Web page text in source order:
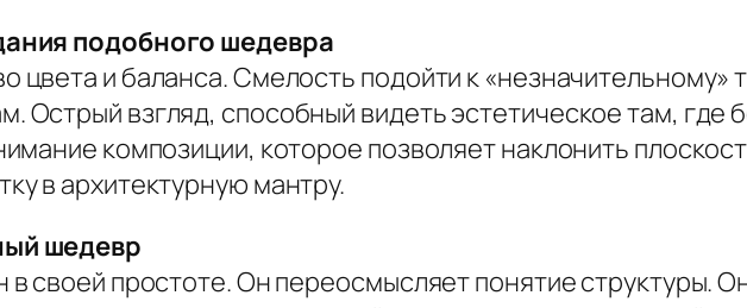
подобного шедевра
цвета и баланса. Смелость подойти к «незначительному»
Острый взгляд, способный видеть эстетическое там, где
композиции, которое позволяет наклонить
в архитектурную мантру.
шедевр
своей простоте. Он переосмысляет понятие структуры.